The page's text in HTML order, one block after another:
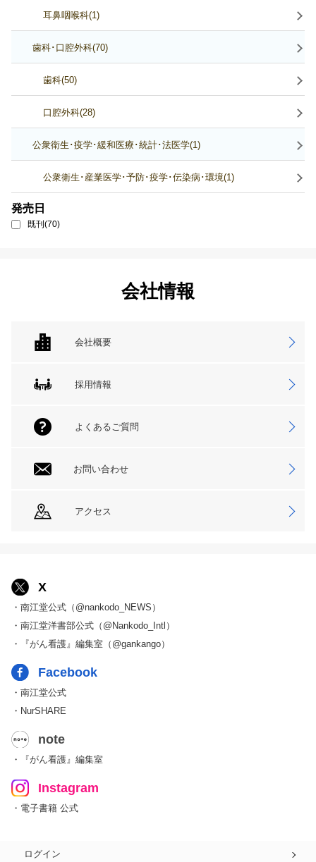
耳鼻咽喉科(1)
歯科･口腔外科(70)
歯科(50)
口腔外科(28)
公衆衛生･疫学･緩和医療･統計･法医学(1)
公衆衛生･産業医学･予防･疫学･伝染病･環境(1)
発売日
既刊(70)
会社情報
会社概要
採用情報
よくあるご質問
お問い合わせ
アクセス
X
・南江堂公式（@nankodo_NEWS）
・南江堂洋書部公式（@Nankodo_Intl）
・『がん看護』編集室（@gankango）
Facebook
・南江堂公式
・NurSHARE
note
・『がん看護』編集室
Instagram
・電子書籍 公式
ログイン